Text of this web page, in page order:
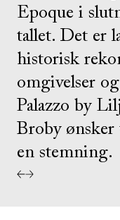
Epoque i
tallet. Det er
historisk
omgivelser
Palazzo by
Broby ønsker
en stemning.